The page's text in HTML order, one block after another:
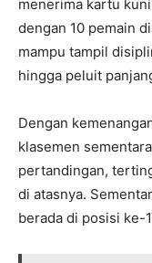
menerima kartu
dengan 10 pemain
mampu tampil
hingga peluit
Dengan
klasemen
pertandingan,
di atasnya.
berada di posisi ke-